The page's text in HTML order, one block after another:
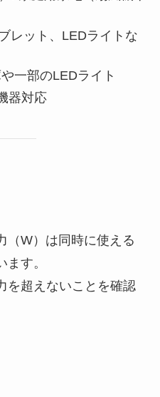
レット、LEDライトな
一部のLEDライト
器対応
（W）は同時に使える
す。
を超えないことを確認